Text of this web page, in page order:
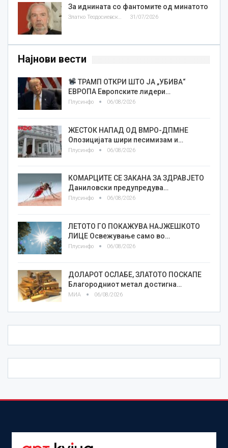
За иднината со фантомите од минатото
Златко Теодосиевски 31/07/2026
Најнови вести
ТРАМП ОТКРИ ШТО ЈА „УБИВА“
ЕВРОПА Европските лидери…
Плусинфо 06/08/2026
ЖЕСТОК НАПАД ОД ВМРО-ДПМНЕ
Опозицијата шири песимизам и…
Плусинфо 06/08/2026
КОМАРЦИТЕ СЕ ЗАКАНА ЗА ЗДРАВЈЕТО
Даниловски предупредува…
Плусинфо 06/08/2026
ЛЕТОТО ГО ПОКАЖУВА НАЈЖЕШКОТО
ЛИЦE Освежување само во…
Плусинфо 06/08/2026
ДОЛАРОТ ОСЛАБЕ, ЗЛАТОТО ПОСКАПЕ
Благородниот метал достигна…
МИА 06/08/2026